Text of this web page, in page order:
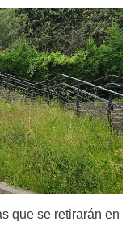
que se retirarán en